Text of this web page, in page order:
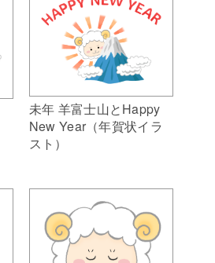
未年 羊富士山とHappy
New Year（年賀状イラ
スト）